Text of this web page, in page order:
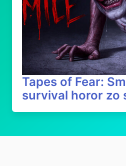
Tapes of Fear:
survival horor zo